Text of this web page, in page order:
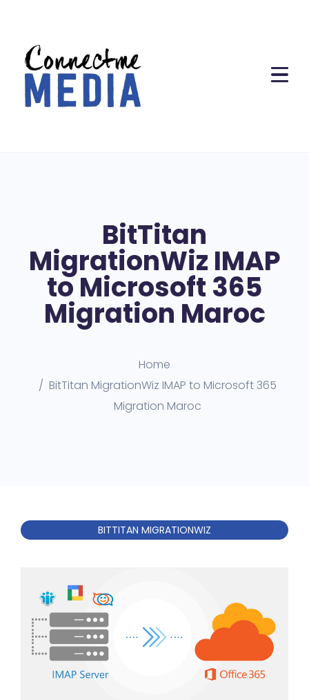
BitTitan
MigrationWiz IMAP
to Microsoft 365
Migration Maroc
Home
BitTitan MigrationWiz IMAP to Microsoft 365
Migration Maroc
BITTITAN MIGRATIONWIZ